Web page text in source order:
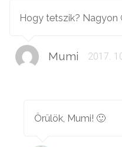
Hogy tetszik? Nagyon
Mumi 2017.
Örülök, Mumi! 🙂